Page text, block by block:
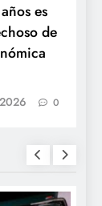
es
de
0